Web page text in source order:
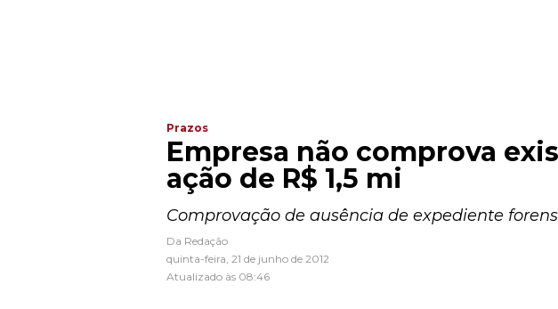
Prazos
Empresa não comprova
ação de R$ 1,5 mi
Comprovação de ausência de expediente
Da Redação
quinta-feira, 21 de junho de 2012
Atualizado às 08:46